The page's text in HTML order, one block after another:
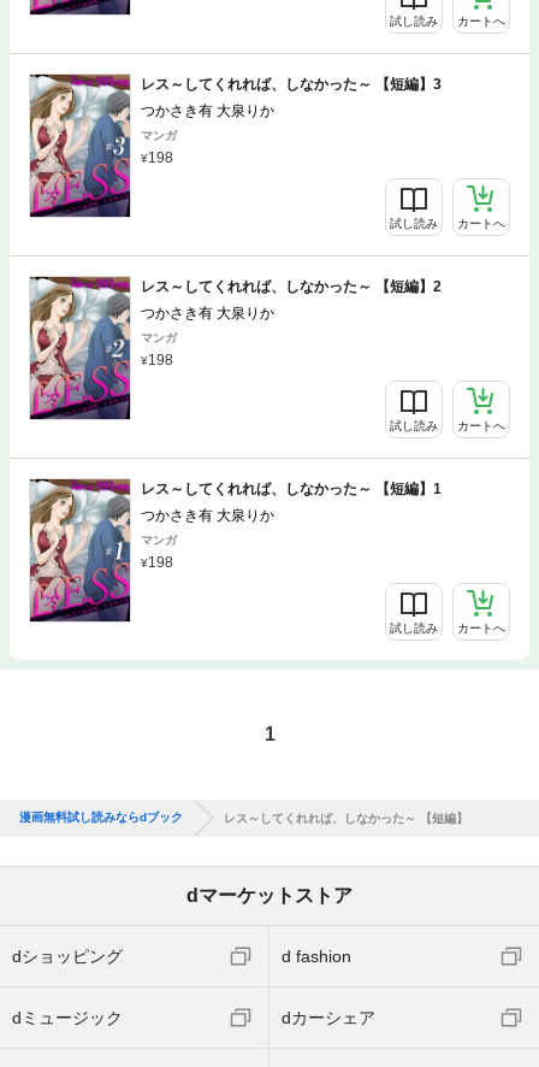
試し読み カートへ
レス～してくれれば、しなかった～ 【短編】3
つかさき有 大泉りか
マンガ
198
試し読み カートへ
レス～してくれれば、しなかった～ 【短編】2
つかさき有 大泉りか
マンガ
198
試し読み カートへ
レス～してくれれば、しなかった～ 【短編】1
つかさき有 大泉りか
マンガ
198
試し読み カートへ
1
漫画無料試し読みならdブック レス～してくれれば、しなかった～ 【短編】
dマーケットストア
dショッピング d fashion
dミュージック dカーシェア